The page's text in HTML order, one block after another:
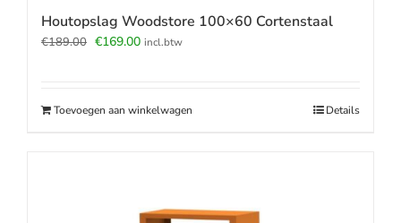
Houtopslag Woodstore 100×60 Cortenstaal
€189.00 Oorspronkelijke
€169.00Huidige
incl.btw
Toevoegen aan winkelwagen Details